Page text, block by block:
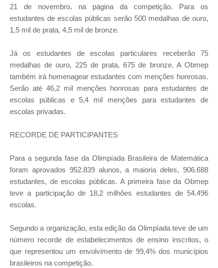
21 de novembro, na página da competição. Para os
estudantes de escolas públicas serão 500 medalhas de ouro,
1,5 mil de prata, 4,5 mil de bronze.
Já os estudantes de escolas particulares receberão 75
medalhas de ouro, 225 de prata, 675 de bronze. A Obmep
também irá homenagear estudantes com menções honrosas.
Serão até 46,2 mil menções honrosas para estudantes de
escolas públicas e 5,4 mil menções para estudantes de
escolas privadas.
RECORDE DE PARTICIPANTES
Para a segunda fase da Olimpíada Brasileira de Matemática
foram aprovados 952.839 alunos, a maioria deles, 906.688
estudantes, de escolas públicas. A primeira fase da Obmep
teve a participação de 18,2 milhões estudantes de 54.496
escolas.
Segundo a organização, esta edição da Olimpíada teve de um
número recorde de estabelecimentos de ensino inscritos, o
que representou um envolvimento de 99,4% dos municípios
brasileiros na competição.